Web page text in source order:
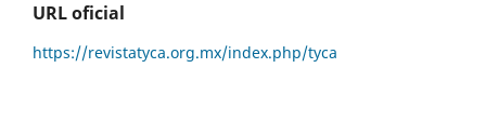
URL oficial
https://revistatyca.org.mx/index.php/tyca